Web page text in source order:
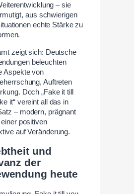
– sie
aus schwierigen
echte Stärke zu
zeigt sich: Deutsche
beleuchten
Aspekte von
Auftreten
Doch „Fake it till
it“ vereint all das in
– modern, prägnant
positiven
auf Veränderung.
und
der
heute